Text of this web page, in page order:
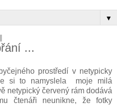
▼
...
prostředí v netypicky
si to namyslela moje milá
netypický červený rám dodává
čtenáři neunikne, že fotky